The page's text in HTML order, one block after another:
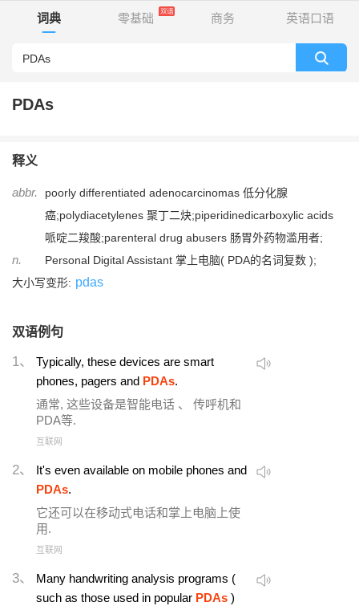
词典 零基础 商务 英语口语
PDAs
释义
abbr.
poorly differentiated adenocarcinomas 低分化腺
癌;polydiacetylenes 聚丁二炔;piperidinedicarboxylic acids
哌啶二羧酸;parenteral drug abusers 肠胃外药物滥用者;
n.
Personal Digital Assistant 掌上电脑( PDA的名词复数 );
大小写变形: pdas
双语例句
1、
Typically, these devices are smart
phones, pagers and PDAs.
通常, 这些设备是智能电话 、 传呼机和
PDA等.
互联网
2、
It's even available on mobile phones and
PDAs.
它还可以在移动式电话和掌上电脑上使
用.
互联网
3、
Many handwriting analysis programs (
such as those used in popular PDAs )